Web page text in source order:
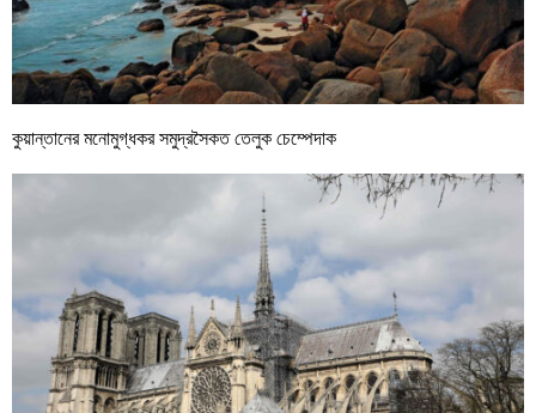
কুয়ান্তানের মনোমুগ্ধকর সমুদ্রসৈকত তেলুক চেম্পেদাক